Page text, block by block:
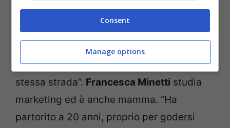
sarebbe peggiorato con il passare del
tempo, ho detto a me stessa che avrei
dovuto essere forte. Perché ho il dovere di
farle da esempio per mostrarle la mia
stessa strada”. Francesca Minetti studia
marketing ed è anche mamma. “Ha
partorito a 20 anni, proprio per godersi
Consent
Manage options